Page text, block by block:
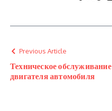
Previous Article
Техническое обслуживание
двигателя автомобиля